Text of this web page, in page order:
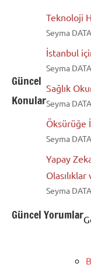
Güncel
Konular
Teknoloji
Seyma
İstanbul
Seyma
Sağlık
Seyma
Öksürüğe
Seyma
Yapay
Seyma
Güncel Yorumlar